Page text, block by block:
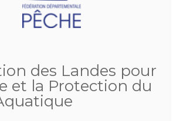
des Landes pour
et la Protection du